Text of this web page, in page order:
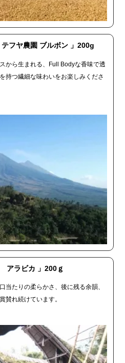
フヤ農園 ブルボン 」200g
から生まれる、Full Bodyな香味で透
持つ繊細な味わいをお楽しみくださ
アラビカ 」200ｇ
当たりの柔らかさ、後に残る余韻、
賛れ続けています。